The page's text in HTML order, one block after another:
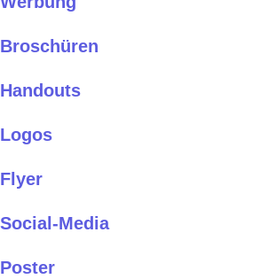
Broschüren
Handouts
Logos
Flyer
Social-Media
Poster